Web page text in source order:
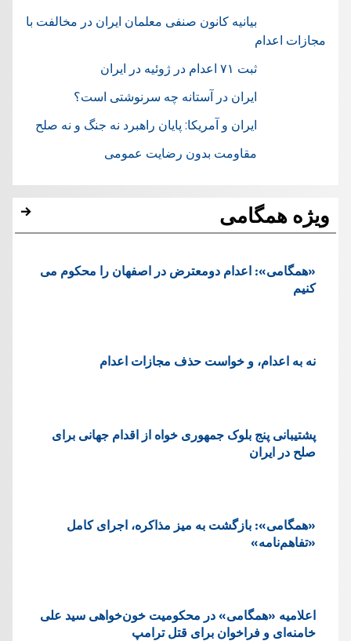
بیانیه کانون صنفی معلمان ایران در مخالفت با
مجازات اعدام
ثبت ۷۱ اعدام در ژوئيه در ایران
ایران در آستانه چه سرنوشتی است؟
ایران و آمریکا: پایان راهبرد نه جنگ و نه صلح
مقاومت بدون رضایت عمومی
ویژه همگامی
«همگامی»: اعدام دومعترض در اصفهان را محکوم می
کنیم
نه به اعدام، و خواست حذف مجازات اعدام
پشتيبانی پنج بلوک جمهوری خواه از اقدام جهانی برای
صلح در ایران
«همگامی»: بازگشت به میز مذاکره، اجرای کامل
«تفاهم‌نامه»
اعلامیه «همگامی» در محکومیت خون‌خواهی سید علی
خامنه‌ای و فراخوان برای قتل ترامپ